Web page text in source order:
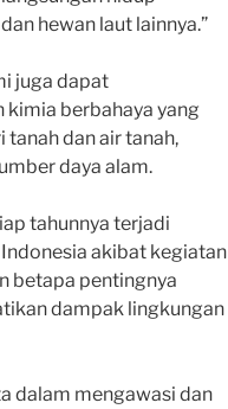
hewan laut lainnya.”
juga dapat
kimia berbahaya yang
dan air tanah,
daya alam.
tahunnya terjadi
akibat kegiatan
betapa pentingnya
dampak lingkungan
dalam mengawasi dan